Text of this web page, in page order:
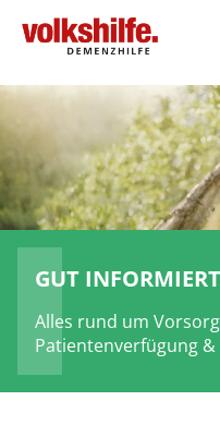
GUT
Alles rund um
Patientenverfügung &